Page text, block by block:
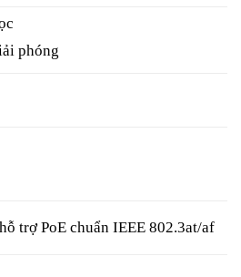
phóng
trợ PoE chuẩn IEEE 802.3at/af